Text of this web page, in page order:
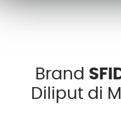
Brand
Diliput di